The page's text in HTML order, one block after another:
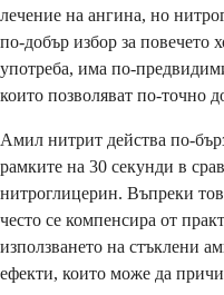
лечение на ангина, но
по-добър избор за повечето
употреба, има по-
които позволяват по-точно
Амил нитрит действа по-
рамките на 30 секунди в
нитроглицерин. Въпреки
често се компенсира от
използването на стъклени
ефекти, които може да